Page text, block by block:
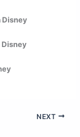
Disney
Disney
NEXT